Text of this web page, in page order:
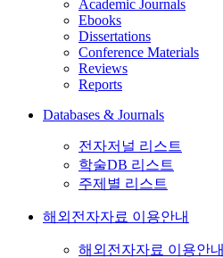
Academic Journals
Ebooks
Dissertations
Conference Materials
Reviews
Reports
Databases & Journals
전자저널 리스트
학술DB 리스트
주제별 리스트
해외전자자료 이용안내
해외전자자료 이용안내